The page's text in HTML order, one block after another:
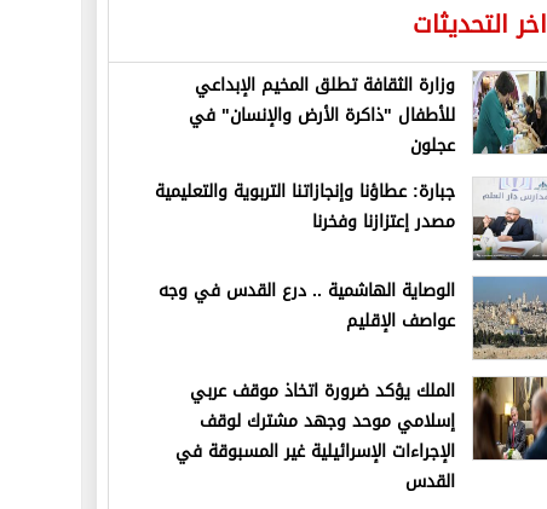
اخر التحديثات
وزارة الثقافة تطلق المخيم الإبداعي
للأطفال "ذاكرة الأرض والإنسان" في
عجلون
جبارة: عطاؤنا وإنجازاتنا التربوية والتعليمية
مصدر إعتزازنا وفخرنا
الوصاية الهاشمية .. درع القدس في وجه
عواصف الإقليم
الملك يؤكد ضرورة اتخاذ موقف عربي
إسلامي موحد وجهد مشترك لوقف
الإجراءات الإسرائيلية غير المسبوقة في
القدس